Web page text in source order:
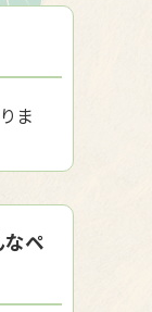
ま
ペ